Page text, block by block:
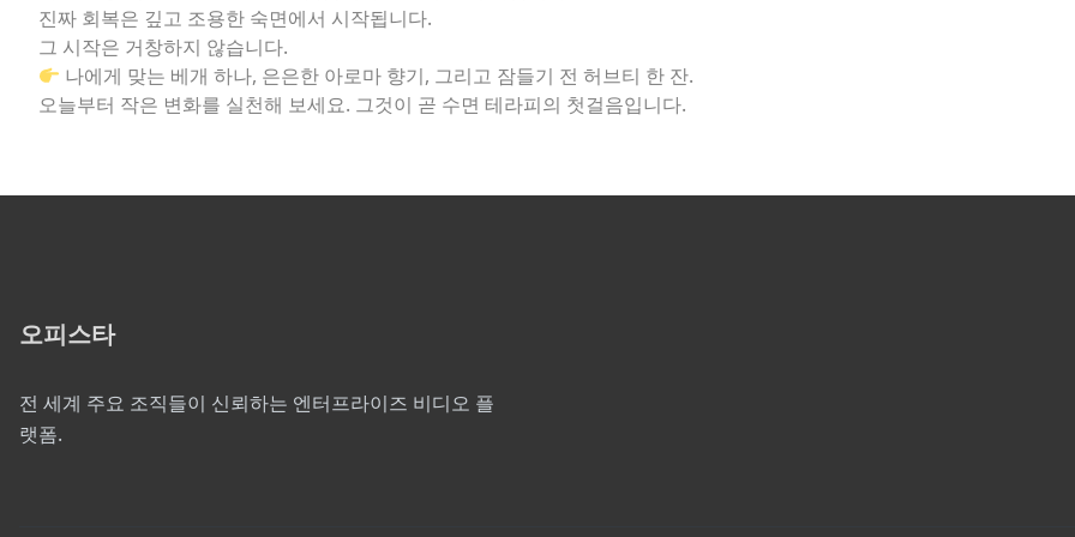
진짜 회복은 깊고 조용한 숙면에서 시작됩니다.
그 시작은 거창하지 않습니다.
나에게 맞는 베개 하나, 은은한 아로마 향기, 그리고 잠들기 전 허브티 한 잔.
오늘부터 작은 변화를 실천해 보세요. 그것이 곧 수면 테라피의 첫걸음입니다.
오피스타
전 세계 주요 조직들이 신뢰하는 엔터프라이즈 비디오 플
랫폼.